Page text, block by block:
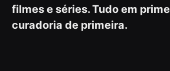
filmes e séries. Tudo em
curadoria de primeira.